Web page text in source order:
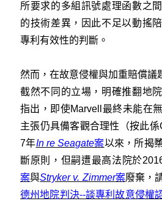
所要求的多組訊號處理函數之
的技術差異，因此不足以動搖
專利有效性的判斷。
然而，在故意侵權與加重賠償議
截然不同的立場，明確推翻地
指出，即使Marvell最終未能在
主張仍具備客觀合理性（按此
7年In re Seagate案以來，所揭
斷原則，但嗣遭最高法院於
案與Stryker v. Zimmer案廢棄，
德州地院判決--談專利故意侵權